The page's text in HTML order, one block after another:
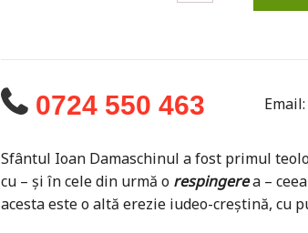
0724 550 463
Sfântul Ioan Damaschinul a fost primul
cu – şi în cele din urmă o respingerea –
acesta este o altă erezie iudeo-creştină, cu